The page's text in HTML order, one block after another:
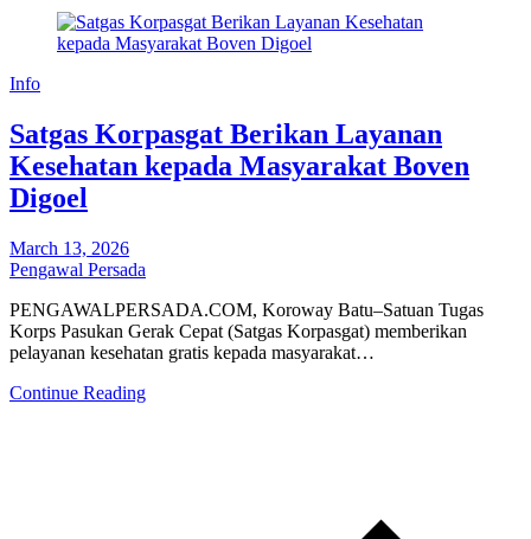
Info
‎Satgas Korpasgat Berikan Layanan
Kesehatan kepada Masyarakat Boven
Digoel
March 13, 2026
Pengawal Persada
PENGAWALPERSADA.COM, ‎Koroway Batu–Satuan Tugas
Korps Pasukan Gerak Cepat (Satgas Korpasgat) memberikan
pelayanan kesehatan gratis kepada masyarakat…
Continue Reading